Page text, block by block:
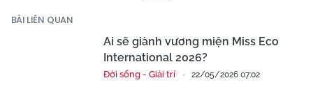
BÀI LIÊN QUAN
Ai sẽ giành vương miện Miss Eco
International 2026?
Đời sống - Giải trí 22/05/2026 07:02